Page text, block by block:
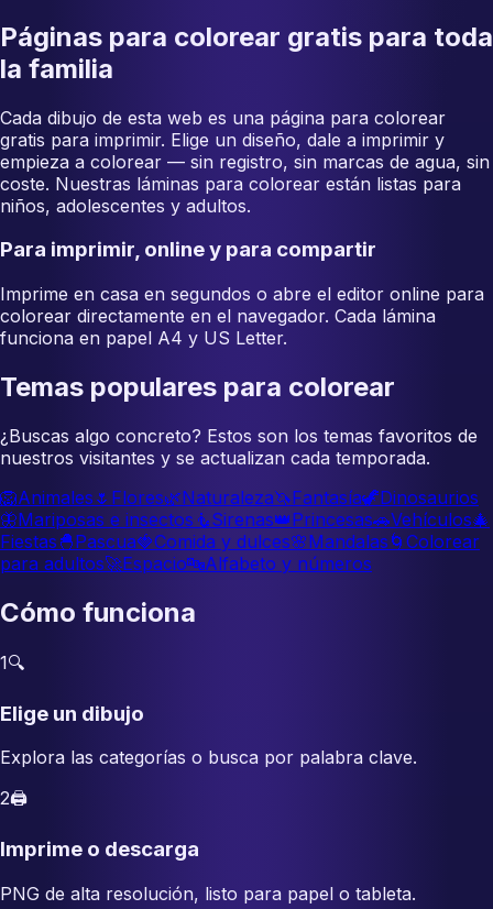
Páginas para colorear gratis para toda
la familia
Cada dibujo de esta web es una página para colorear
gratis para imprimir. Elige un diseño, dale a imprimir y
empieza a colorear — sin registro, sin marcas de agua, sin
coste. Nuestras láminas para colorear están listas para
niños, adolescentes y adultos.
Para imprimir, online y para compartir
Imprime en casa en segundos o abre el editor online para
colorear directamente en el navegador. Cada lámina
funciona en papel A4 y US Letter.
Temas populares para colorear
¿Buscas algo concreto? Estos son los temas favoritos de
nuestros visitantes y se actualizan cada temporada.
🦁Animales 🌷 Flores🌿Naturaleza🦄Fantasía🦖Dinosaurios
🦋Mariposas e insectos 🧜Sirenas👑Princesas🚗Vehículos🎄
Fiestas 🐣Pascua🍓Comida y dulces🌸Mandalas 🌀 Colorear
para adultos🚀Espacio🔤Alfabeto y números
Cómo funciona
1🔍
Elige un dibujo
Explora las categorías o busca por palabra clave.
2🖨️
Imprime o descarga
PNG de alta resolución, listo para papel o tableta.